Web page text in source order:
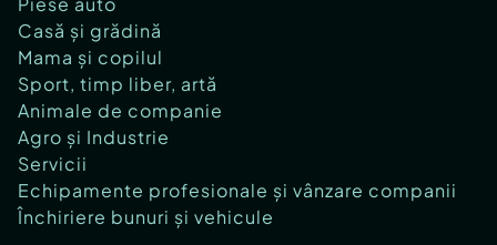
Casă și grădină
Mama și copilul
Sport, timp liber, artă
Animale de companie
Agro și Industrie
Servicii
Echipamente profesionale și vânzare companii
Închiriere bunuri și vehicule